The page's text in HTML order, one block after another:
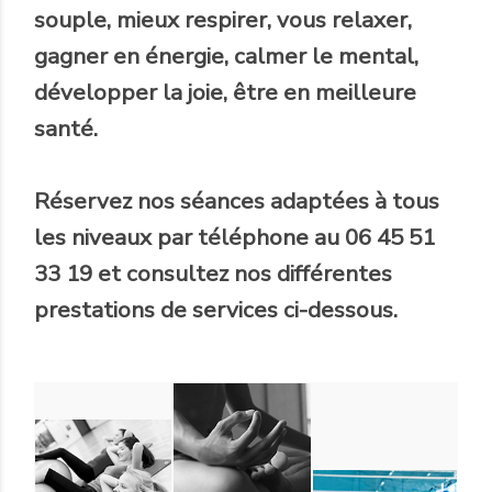
souple, mieux respirer, vous relaxer,
gagner en énergie, calmer le mental,
développer la joie, être en meilleure
santé.
Réservez nos séances adaptées à tous
les niveaux par téléphone au 06 45 51
33 19 et consultez nos différentes
prestations de services ci-dessous.